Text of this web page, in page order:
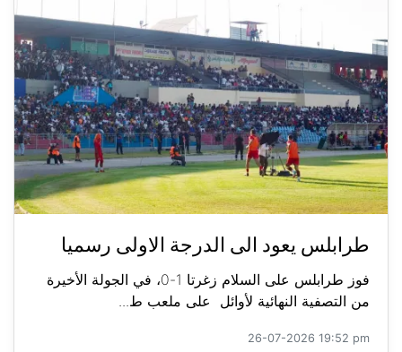
طرابلس يعود الى الدرجة الاولى رسميا
فوز طرابلس على السلام زغرتا 1-0، في الجولة الأخيرة
من التصفية النهائية لأوائل على ملعب ط...
26-07-2026 19:52 pm